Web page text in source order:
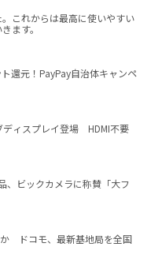
これからは最高に使いやすい
ます。
還元！PayPay自治体キャンペ
ディスプレイ登場 HDMI不要
、ビックカメラに称賛「大フ
か ドコモ、最新基地局を全国